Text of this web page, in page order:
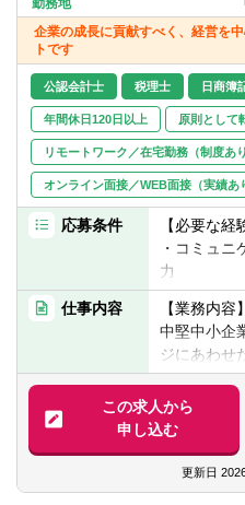
非
勤務地
企業の成長に貢献すべく、経営を
トです
公認会計士 税理士 日商簿
年間休日120日以上 原則として
リモートワーク／在宅勤務（制度あり
オンライン面接／WEB面接（実績あ
応募条件
【必要な経
・コミュ
力
・ＰＣスキ
ポイントの
・日商簿記
・コンサル
金融機関経
者、歓迎い
【歓迎経験
・公認会計
仕事内容
【業務内容】
中堅中小企
ジにあわせ
価値向上に
のビジネス
具体的には
・企業再編
・Ｍ＆Ａ／
この求人から
申し込む
更新日